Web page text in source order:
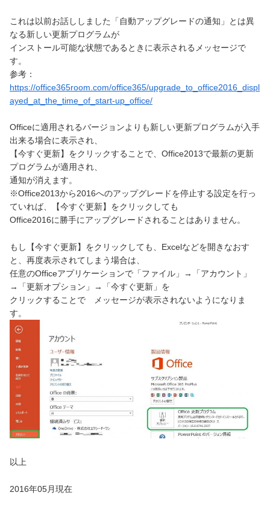
これは以前お話ししました「自動アップグレードの通知」とは異
なる新しい更新プログラムが
インストール可能な状態であるときに表示されるメッセージで
す。
参考：
https://office365room.com/office365/upgrade_to_office2016_displ
ayed_at_the_time_of_start-up_office/
Officeに適用されるバージョンよりも新しい更新プログラムが入手
出来る場合に表示され、
【今すぐ更新】をクリックすることで、Office2013で最新の更新
プログラムが適用され、
通知が消えます。
※Office2013から2016へのアップグレードを停止する設定を行っ
ていれば、【今すぐ更新】をクリックしても
Office2016に勝手にアップグレードされることはありません。
もし【今すぐ更新】をクリックしても、Excelなどを開きなおす
と、再度表示されてしまう場合は、
任意のOfficeアプリケーションで「ファイル」→「アカウント」
→「更新オプション」→「今すぐ更新」を
クリックすることで メッセージが表示されないようになりま
す。
以上
2016年05月現在